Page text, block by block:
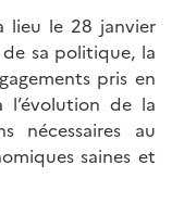
lieu le 28 janvier
sa politique, la
pris en
l’évolution de la
nécessaires au
saines et